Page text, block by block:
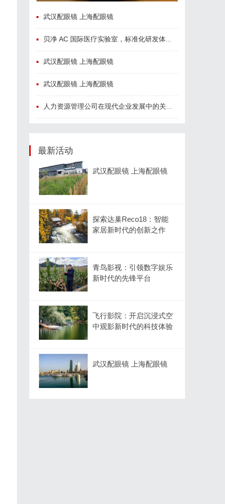
武汉配眼镜 上海配眼镜
贝净 AC 国际医疗实验室，标准化研发体系全解析
武汉配眼镜 上海配眼镜
武汉配眼镜 上海配眼镜
人力资源管理公司在现代企业发展中的关键作用及其管理策略解析
最新活动
武汉配眼镜 上海配眼镜
探索达巢Reco18：智能
家居新时代的创新之作
青鸟影视：引领数字娱乐
新时代的先锋平台
飞行影院：开启沉浸式空
中观影新时代的科技体验
武汉配眼镜 上海配眼镜